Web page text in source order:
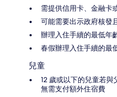
需提供信用卡、金融卡
可能需要出示政府核發
辦理入住手續的最低年
春假辦理入住手續的最
兒童
12 歲或以下的兒童若與
無需支付額外住宿費